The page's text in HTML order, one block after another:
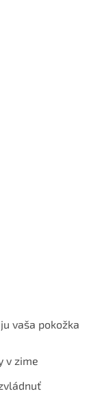
vaša pokožka
v zime